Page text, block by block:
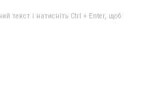
текст і натисніть Ctrl + Enter, щоб